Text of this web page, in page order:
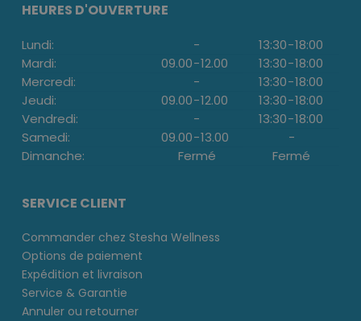
HEURES D'OUVERTURE
Lundi: - 13:30-18:00
Mardi:
09.00-12.00 13:30-18:00
Mercredi:
- 13:30-18:00
Jeudi:
09.00-12.00 13:30-18:00
Vendredi:
- 13:30-18:00
Samedi:
09.00-13.00
-
Dimanche:
Fermé Fermé
SERVICE CLIENT
Commander chez Stesha Wellness
Options de paiement
Expédition et livraison
Service & Garantie
Annuler ou retourner